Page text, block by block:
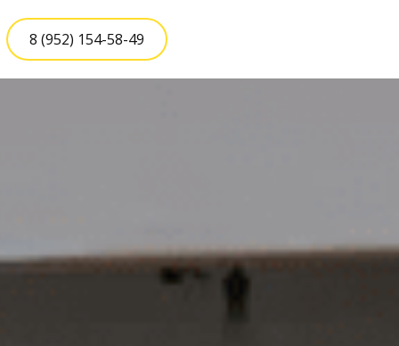
8 (952) 154-58-49